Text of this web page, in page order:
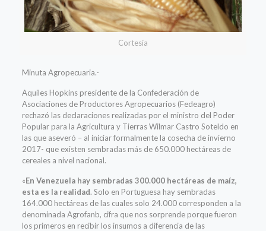
Cortesía
Minuta Agropecuaria.-
Aquiles Hopkins presidente de la Confederación de
Asociaciones de Productores Agropecuarios (Fedeagro)
rechazó las declaraciones realizadas por el ministro del Poder
Popular para la Agricultura y Tierras Wilmar Castro Soteldo en
las que aseveró – al iniciar formalmente la cosecha de invierno
2017- que existen sembradas más de 650.000 hectáreas de
cereales a nivel nacional.
«En Venezuela hay sembradas 300.000 hectáreas de maíz,
esta es la realidad. Solo en Portuguesa hay sembradas
164.000 hectáreas de las cuales solo 24.000 corresponden a la
denominada Agrofanb, cifra que nos sorprende porque fueron
los primeros en recibir los insumos a diferencia de las